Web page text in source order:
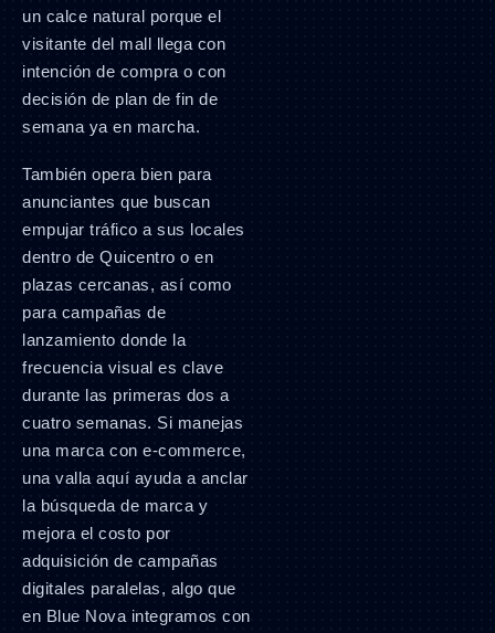
un calce natural porque el
visitante del mall llega con
intención de compra o con
decisión de plan de fin de
semana ya en marcha.
También opera bien para
anunciantes que buscan
empujar tráfico a sus locales
dentro de Quicentro o en
plazas cercanas, así como
para campañas de
lanzamiento donde la
frecuencia visual es clave
durante las primeras dos a
cuatro semanas. Si manejas
una marca con e-commerce,
una valla aquí ayuda a anclar
la búsqueda de marca y
mejora el costo por
adquisición de campañas
digitales paralelas, algo que
en Blue Nova integramos con